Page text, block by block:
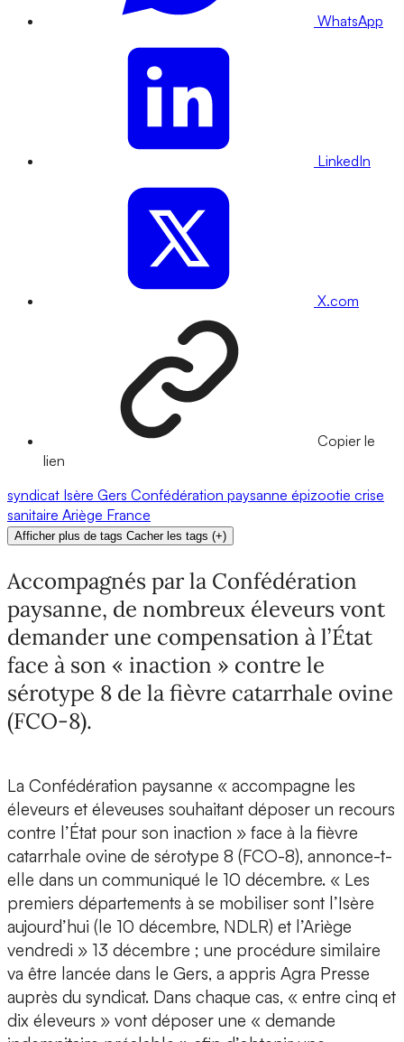
WhatsApp
LinkedIn
X.com
Copier le
lien
syndicat Isère Gers Confédération paysanne épizootie crise
sanitaire Ariège France
Afficher plus de tags Cacher les tags (+)
Accompagnés par la Confédération
paysanne, de nombreux éleveurs vont
demander une compensation à l’État
face à son « inaction » contre le
sérotype 8 de la fièvre catarrhale ovine
(FCO-8).
La Confédération paysanne « accompagne les
éleveurs et éleveuses souhaitant déposer un recours
contre l’État pour son inaction » face à la fièvre
catarrhale ovine de sérotype 8 (FCO-8), annonce-t-
elle dans un communiqué le 10 décembre. « Les
premiers départements à se mobiliser sont l’Isère
aujourd’hui (le 10 décembre, NDLR) et l’Ariège
vendredi » 13 décembre ; une procédure similaire
va être lancée dans le Gers, a appris Agra Presse
auprès du syndicat. Dans chaque cas, « entre cinq et
dix éleveurs » vont déposer une « demande